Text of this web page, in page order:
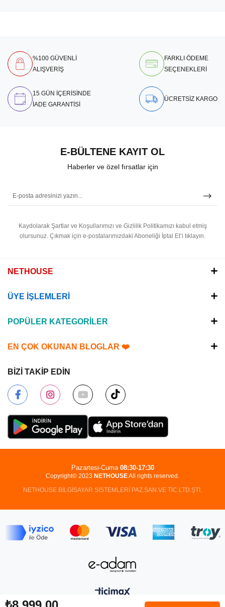
%100 GÜVENLİ
ALIŞVERİŞ
FARKLI ÖDEME
SEÇENEKLERİ
15 GÜN İÇERİSİNDE
İADE GARANTİSİ
ÜCRETSİZ KARGO
E-BÜLTENE KAYIT OL
Haberler ve özel fırsatlar için
Kaydolarak Şartlar ve Koşullarımızı ve Gizlilik Politikamızı kabul etmiş
olursunuz. Çıkmak için e-postalarımızdaki Aboneliği İptal Et’i tıklayın.
NETHOUSE
ÜYE İŞLEMLERİ
POPÜLER KATEGORİLER
EN ÇOK OKUNAN BLOGLAR ❤️
BİZİ TAKİP EDİN
Copyright© 2023 NETHOUSEAll rights reserved.
NETHOUSE BİLGİSAYAR SİSTEMLERİ PAZ.SAN.VE TİC.LTD.ŞTİ.
Pazartesi-Cuma 08:30-17:30